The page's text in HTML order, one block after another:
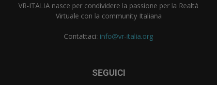
VR-ITALIA nasce per condividere la passione per la Realtà
Virtuale con la community Italiana
Contattaci: info@vr-italia.org
SEGUICI